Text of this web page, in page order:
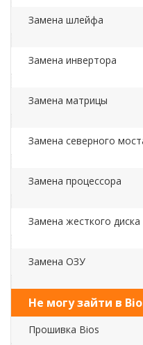
Замена шлейфа
Замена инвертора
Замена матрицы
Замена северного
Замена процессора
Замена жесткого диска
Замена ОЗУ
Не могу зайти в
Прошивка Bios